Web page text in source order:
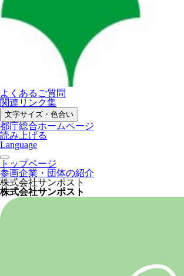
よくあるご質問
関連リンク集
文字サイズ・色合い
都庁総合ホームページ
読み上げる
Language
トップページ
参画企業・団体の紹介
株式会社サンポスト
株式会社サンポスト